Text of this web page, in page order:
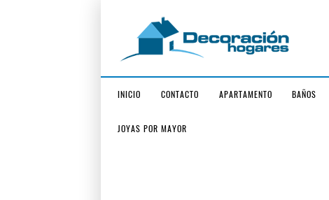
INICIO CONTACTO APARTAMENTO BAÑOS
JOYAS POR MAYOR